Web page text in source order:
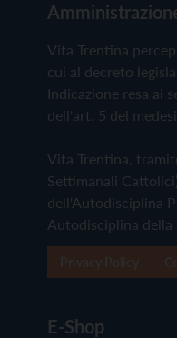
Vita Trentina
cui al decreto
Indicazione resa ai
dell'art. 5 del
Vita Trentina,
Settimanali
dell'Autodisciplina
Autodisciplina della
E-Shop